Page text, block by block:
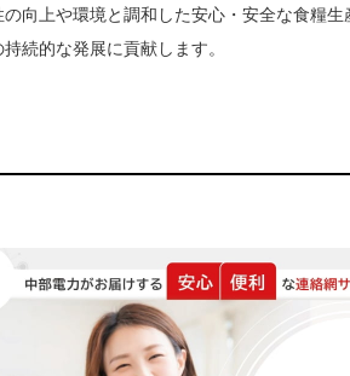
向上や環境と調和した安心・安全な食糧生
続的な発展に貢献します。